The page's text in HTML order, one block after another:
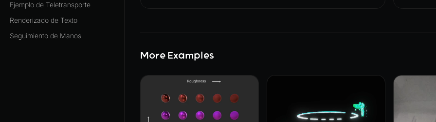
Ejemplo de Teletransporte
Renderizado de Texto
Seguimiento de Manos
More Examples